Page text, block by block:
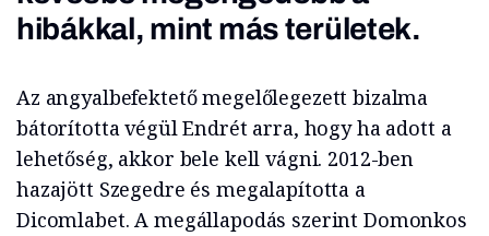
hibákkal, mint más területek.
Az angyalbefektető megelőlegezett bizalma
bátorította végül Endrét arra, hogy ha adott a
lehetőség, akkor bele kell vágni. 2012-ben
hazajött Szegedre és megalapította a
Dicomlabet. A megállapodás szerint Domonkos